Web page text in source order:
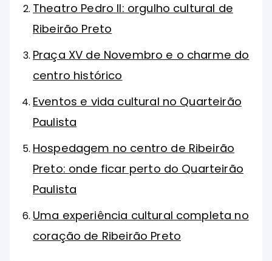
Theatro Pedro II: orgulho cultural de
Ribeirão Preto
Praça XV de Novembro e o charme do
centro histórico
Eventos e vida cultural no Quarteirão
Paulista
Hospedagem no centro de Ribeirão
Preto: onde ficar perto do Quarteirão
Paulista
Uma experiência cultural completa no
coração de Ribeirão Preto